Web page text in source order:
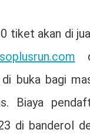
tiket akan di
buka bagi
Biaya
di banderol